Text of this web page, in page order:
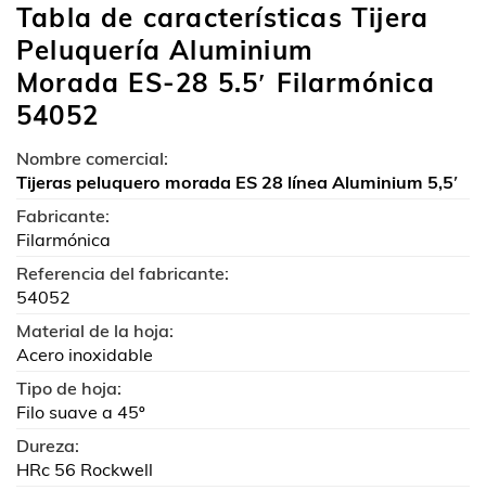
Tabla de características Tijera
Peluquería Aluminium
Morada ES-28 5.5′ Filarmónica
54052
Nombre comercial:
Tijeras peluquero morada ES 28 línea Aluminium 5,5′
Fabricante:
Filarmónica
Referencia del fabricante:
54052
Material de la hoja:
Acero inoxidable
Tipo de hoja:
Filo suave a 45º
Dureza:
HRc 56 Rockwell